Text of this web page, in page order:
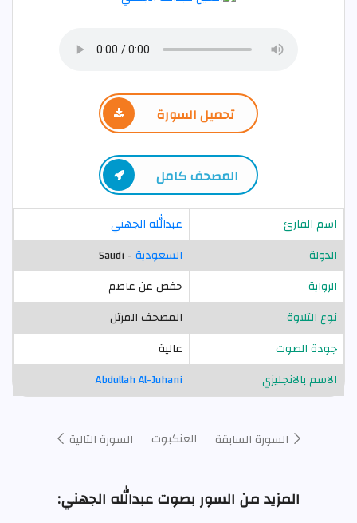
تحميل السورة
المصحف كامل
اسم القارئ
عبدالله الجهني
الدولة
السعودية- Saudi
الرواية
حفص عن عاصم
نوع التلاوة
المصحف المرتل
جودة الصوت
عالية
الاسم بالانجليزي
Abdullah Al-Juhani
السورة السابقة العنكبوت السورة التالية
المزيد من السور بصوت عبدالله الجهني: